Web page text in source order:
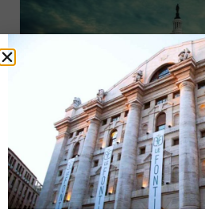
Azionario USA, le elezioni